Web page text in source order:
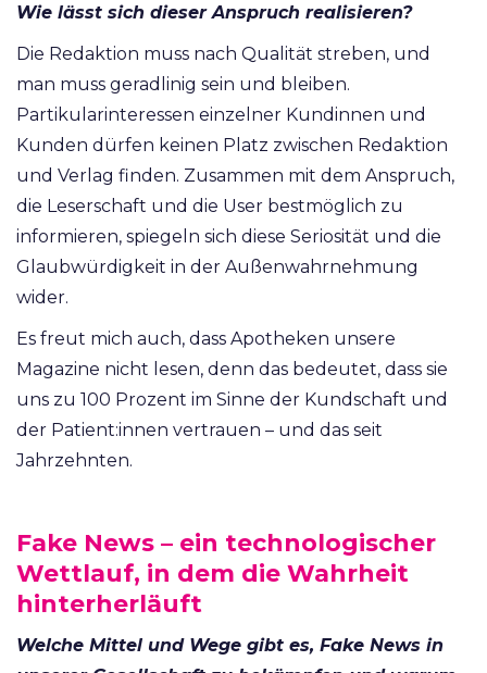
Wie lässt sich dieser Anspruch realisieren?
Die Redaktion muss nach Qualität streben, und
man muss geradlinig sein und bleiben.
Partikularinteressen einzelner Kundinnen und
Kunden dürfen keinen Platz zwischen Redaktion
und Verlag finden. Zusammen mit dem Anspruch,
die Leserschaft und die User bestmöglich zu
informieren, spiegeln sich diese Seriosität und die
Glaubwürdigkeit in der Außenwahrnehmung
wider.
Es freut mich auch, dass Apotheken unsere
Magazine nicht lesen, denn das bedeutet, dass sie
uns zu 100 Prozent im Sinne der Kundschaft und
der Patient:innen vertrauen – und das seit
Jahrzehnten.
Fake News – ein technologischer
Wettlauf, in dem die Wahrheit
hinterherläuft
Welche Mittel und Wege gibt es, Fake News in